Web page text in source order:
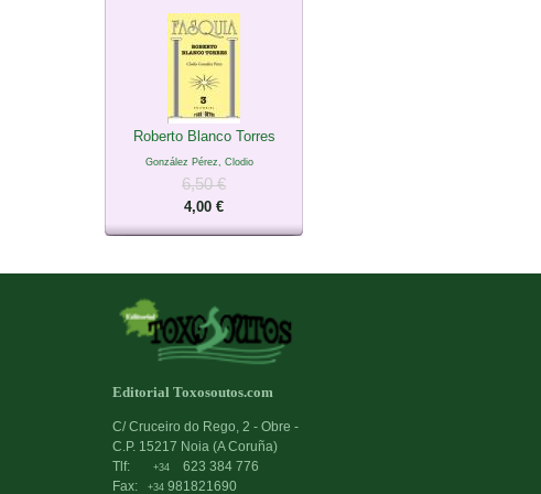
Roberto Blanco Torres
González Pérez, Clodio
6,50 €
4,00 €
Editorial Toxosoutos.com
C/ Cruceiro do Rego, 2 - Obre -
C.P. 15217 Noia (A Coruña)
Tlf:
+34
623 384 776
Fax:
+34 981821690